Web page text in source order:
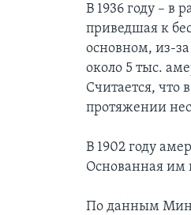
В 1936 году – в
приведшая к
основном, из-
около 5 тыс.
Считается, что
протяжении
В 1902 году
Основанная им
По данным